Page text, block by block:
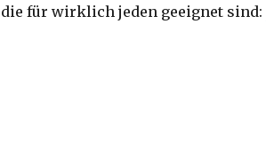
die für wirklich jeden geeignet sind: